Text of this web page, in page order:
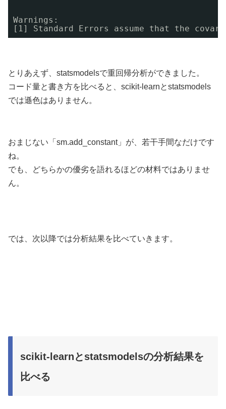
Warnings:
[1] Standard Errors assume that the
とりあえず、statsmodelsで重回帰分析ができました。
コード量と書き方を比べると、scikit-learnとstatsmodels
では遜色はありません。
おまじない「sm.add_constant」が、若干手間なだけです
ね。
でも、どちらかの優劣を語れるほどの材料ではありませ
ん。
では、次以降では分析結果を比べていきます。
scikit-learnとstatsmodelsの分析結果を
比べる